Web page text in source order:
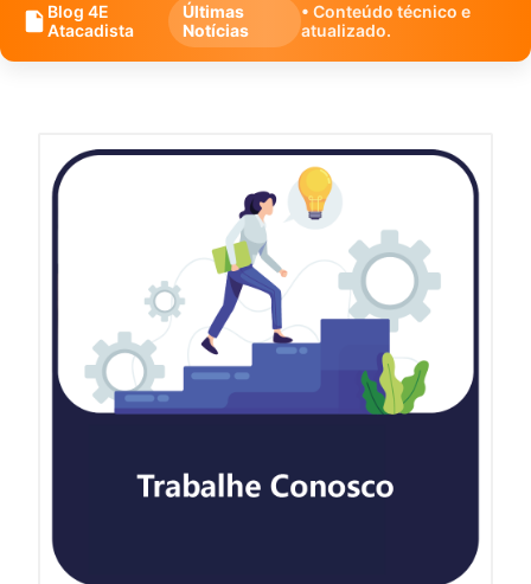
Blog 4E
Atacadista
Últimas
Notícias
• Conteúdo técnico e
atualizado.